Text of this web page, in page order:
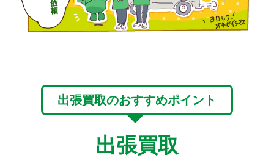
出張買取のおすすめポイント
出張買取